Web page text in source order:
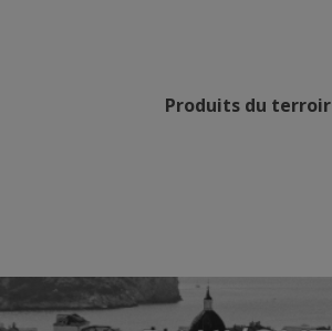
Produits du terroir